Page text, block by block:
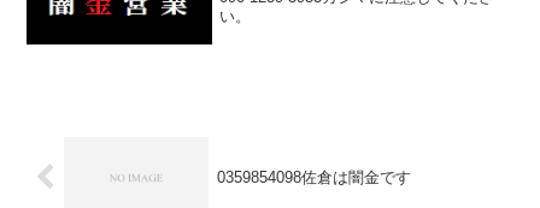
い。
0359854098佐倉は闇金です